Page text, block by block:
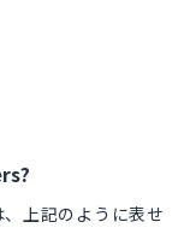
上記のように表せ